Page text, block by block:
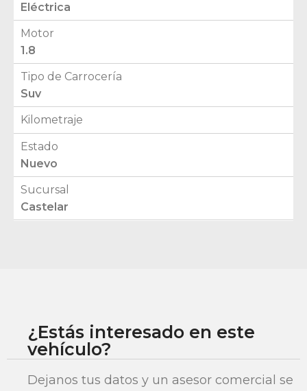
Eléctrica
Motor
1.8
Tipo de Carrocería
Suv
Kilometraje
Estado
Nuevo
Sucursal
Castelar
¿Estás interesado en este
vehículo?
Dejanos tus datos y un asesor comercial se